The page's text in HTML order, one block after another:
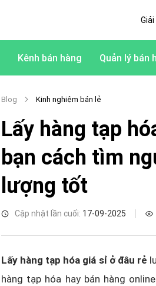
Kênh bán hàng Quản lý bán
Blog Kinh nghiệm bán lẻ
Lấy hàng tạp
bạn cách tìm
lượng tốt
Cập nhật lần cuối: 17-09-2025
Lấy hàng tạp hóa giá sỉ ở đâu rẻ
hàng tạp hóa hay bán hàng